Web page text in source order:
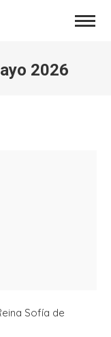
2026
Sofía de